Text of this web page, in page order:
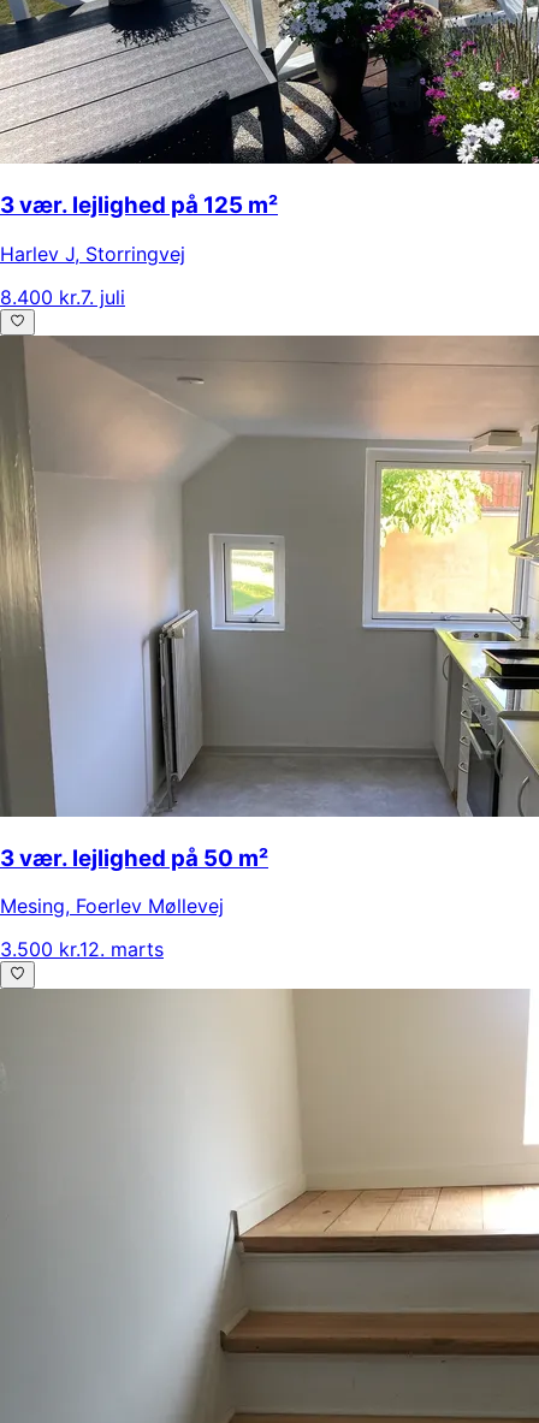
3 vær. lejlighed på 125 m²
Harlev J, Storringvej
8.400 kr.7. juli
3 vær. lejlighed på 50 m²
Mesing, Foerlev Møllevej
3.500 kr.12. marts